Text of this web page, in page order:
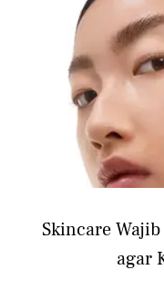
Skincare
agar